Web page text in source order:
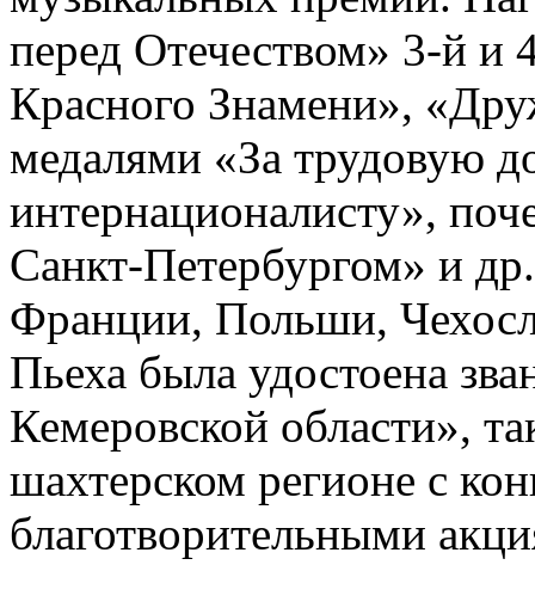
перед Отечеством» 3-й и
Красного Знамени»,
медалями «За трудовую
интернационалисту»,
Санкт-Петербургом» и
Франции, Польши,
Пьеха была удостоена
Кемеровской области»,
шахтерском регионе с
благотворительными